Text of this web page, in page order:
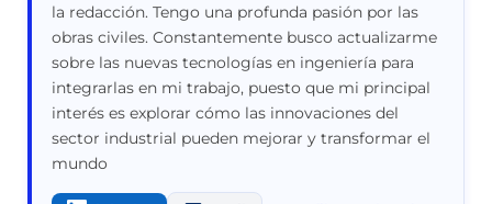
la redacción. Tengo una profunda pasión por las
obras civiles. Constantemente busco actualizarme
sobre las nuevas tecnologías en ingeniería para
integrarlas en mi trabajo, puesto que mi principal
interés es explorar cómo las innovaciones del
sector industrial pueden mejorar y transformar el
mundo